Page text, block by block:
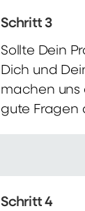
Schritt 3
Sollte Dein
Dich und
machen uns
gute Fragen
Schritt 4